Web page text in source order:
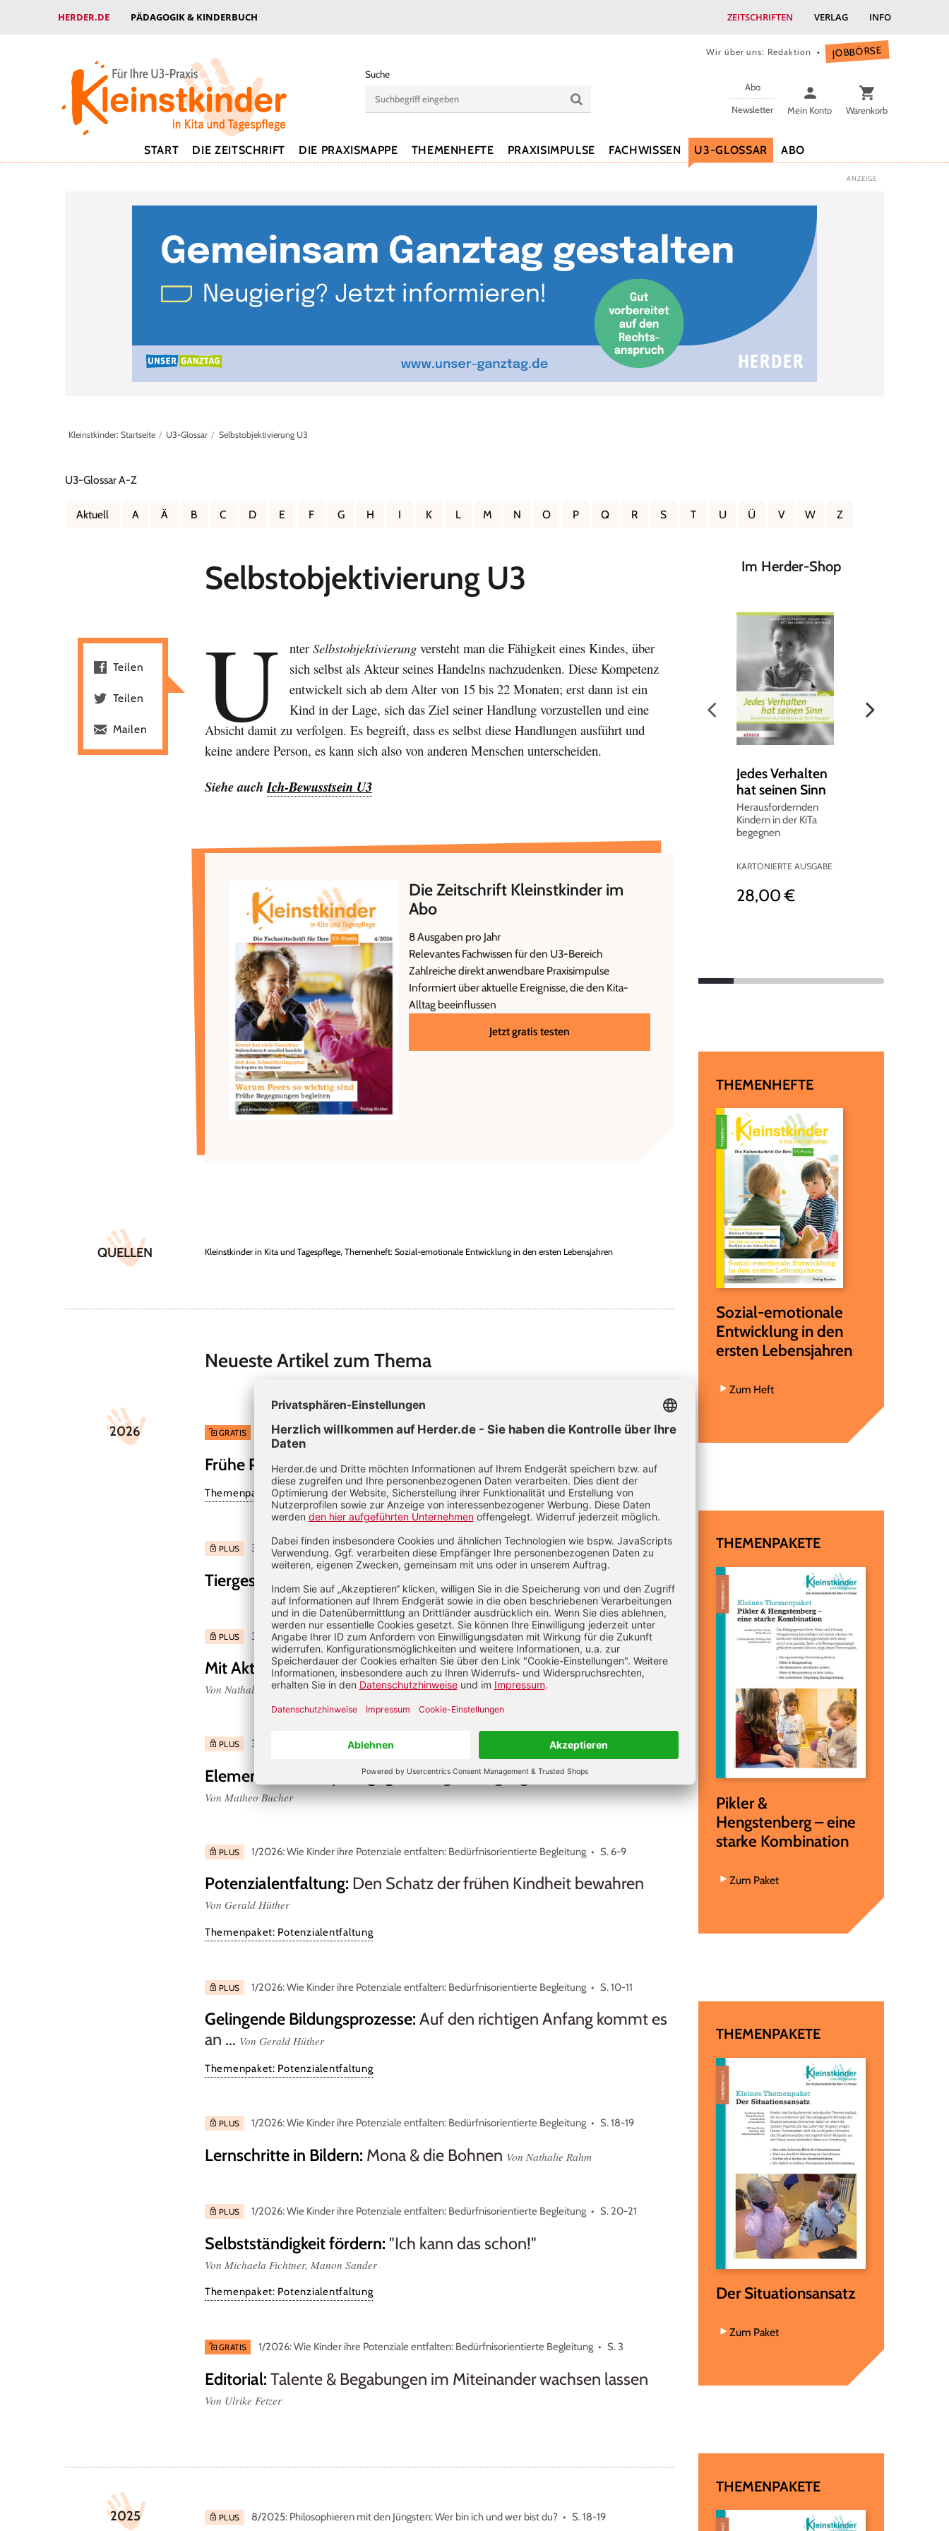
HERDER.DE PÄDAGOGIK & KINDERBUCH ZEITSCHRIFTEN VERLAG INFO
Wir über uns: Redaktion JOBBÖRSE
Suche
Abo
Newsletter
Mein Konto Warenkorb
START DIE ZEITSCHRIFT DIE PRAXISMAPPE THEMENHEFTE PRAXISIMPULSE FACHWISSEN U3-GLOSSAR ABO
Kleinstkinder: Startseite U3-Glossar Selbstobjektivierung U3
U3-Glossar A-Z
Aktuell A Ä B C D E F G H I K L M N O P Q R S T U Ü V W Z
Selbstobjektivierung U3
U nter Selbstobjektivierung versteht man die Fähigkeit eines Kindes, über
sich selbst als Akteur seines Handelns nachzudenken. Diese Kompetenz
entwickelt sich ab dem Alter von 15 bis 22 Monaten; erst dann ist ein
Kind in der Lage, sich das Ziel seiner Handlung vorzustellen und eine
Absicht damit zu verfolgen. Es begreift, dass es selbst diese Handlungen ausführt und
keine andere Person, es kann sich also von anderen Menschen unterscheiden.
Siehe auchIch-Bewusstsein U3
Die Zeitschrift Kleinstkinder im
Abo
8 Ausgaben pro Jahr
Relevantes Fachwissen für den U3-Bereich
Zahlreiche direkt anwendbare Praxisimpulse
Informiert über aktuelle Ereignisse, die den Kita-
Alltag beeinflussen
Jetzt gratis testen
Teilen
Teilen
Mailen
Artikel-
InfosQUELLEN Kleinstkinder in Kita und Tagespflege, Themenheft: Sozial-emotionale Entwicklung in den ersten Lebensjahren
Neueste Artikel zum Thema
2026 GRATIS 4/2026: Warum Peers so wichtig sind: Frühe Begegnungen begleiten S. 6-9
Frühe Peerbeziehungen:Miteinander wachsen Von Petra Schneider
Themenpaket: Die Bedeutung der Peergroup
PLUS 3/2026: Fremdeln & Introvertiertheit: Wenn Nähe Zeit braucht S. 24-25
Tiergestützte Pädagogik: Besuch von Siggi & Merlin Von Nathalie Rahm
PLUS 3/2026: Fremdeln & Introvertiertheit: Wenn Nähe Zeit braucht S. 30-31
Mit Aktionstabletts durch das Jahr - Teil 2:Sensory Play im Frühjahr
Von Nathalie Rahm
PLUS 3/2026: Fremdeln & Introvertiertheit: Wenn Nähe Zeit braucht S. 14-15
Elementare Musikpädagogik:Klang als Zugang zur Welt
Von Matheo Bucher
PLUS 1/2026: Wie Kinder ihre Potenziale entfalten: Bedürfnisorientierte Begleitung S. 6-9
Potenzialentfaltung: Den Schatz der frühen Kindheit bewahren
Von Gerald Hüther
Themenpaket: Potenzialentfaltung
PLUS 1/2026: Wie Kinder ihre Potenziale entfalten: Bedürfnisorientierte Begleitung S. 10-11
Gelingende Bildungsprozesse: Auf den richtigen Anfang kommt es
an ... Von Gerald Hüther
Themenpaket: Potenzialentfaltung
PLUS 1/2026: Wie Kinder ihre Potenziale entfalten: Bedürfnisorientierte Begleitung S. 18-19
Lernschritte in Bildern: Mona & die Bohnen Von Nathalie Rahm
PLUS 1/2026: Wie Kinder ihre Potenziale entfalten: Bedürfnisorientierte Begleitung S. 20-21
Selbstständigkeit fördern: "Ich kann das schon!"
Von Michaela Fichtner, Manon Sander
Themenpaket: Potenzialentfaltung
GRATIS 1/2026: Wie Kinder ihre Potenziale entfalten: Bedürfnisorientierte Begleitung S. 3
Editorial: Talente & Begabungen im Miteinander wachsen lassen
Von Ulrike Fetzer
2025 PLUS 8/2025: Philosophieren mit den Jüngsten: Wer bin ich und wer bist du? S. 18-19
Im Herder-Shop
Jedes Verhalten
hat seinen Sinn
-
Herausfordernden
Kindern in der KiTa
begegnen
KARTONIERTE AUSGABE
28,00 €
Zurück
THEMENHEFTE
Sozial-emotionale
Entwicklung in den
ersten Lebensjahren
Zum Heft
THEMENPAKETE
Pikler &
Hengstenberg – eine
starke Kombination
Zum Paket
THEMENPAKETE
Der Situationsansatz
Zum Paket
THEMENPAKETE